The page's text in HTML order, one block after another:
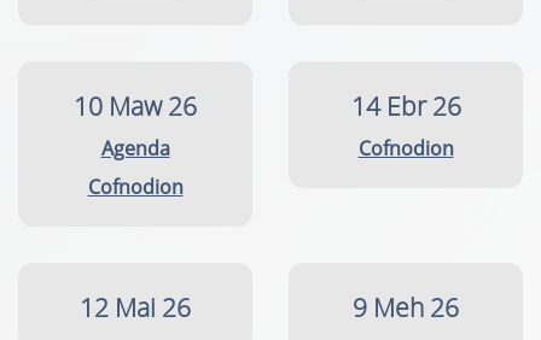
10 Maw 26
Agenda
Cofnodion
14 Ebr 26
Cofnodion
12 Mai 26 9 Meh 26